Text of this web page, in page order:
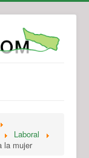
Laboral
la mujer